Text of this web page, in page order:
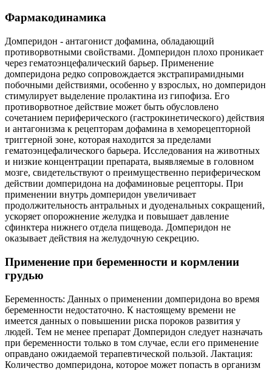
Фармакодинамика
Домперидон - антагонист дофамина, обладающий
противорвотными свойствами. Домперидон плохо проникает
через гематоэнцефалический барьер. Применение
домперидона редко сопровождается экстрапирамидными
побочными действиями, особенно у взрослых, но домперидон
стимулирует выделение пролактина из гипофиза. Его
противорвотное действие может быть обусловлено
сочетанием периферического (гастрокинетического) действия
и антагонизма к рецепторам дофамина в хеморецепторной
триггерной зоне, которая находится за пределами
гематоэнцефалического барьера. Исследования на животных
и низкие концентрации препарата, выявляемые в головном
мозге, свидетельствуют о преимущественно периферическом
действии домперидона на дофаминовые рецепторы. При
применении внутрь домперидон увеличивает
продолжительность антральных и дуоденальных сокращений,
ускоряет опорожнение желудка и повышает давление
сфинктера нижнего отдела пищевода. Домперидон не
оказывает действия на желудочную секрецию.
Применение при беременности и кормлении
грудью
Беременность: Данных о применении домперидона во время
беременности недостаточно. К настоящему времени не
имеется данных о повышении риска пороков развития у
людей. Тем не менее препарат Домперидон следует назначать
при беременности только в том случае, если его применение
оправдано ожидаемой терапевтической пользой. Лактация:
Количество домперидона, которое может попасть в организм